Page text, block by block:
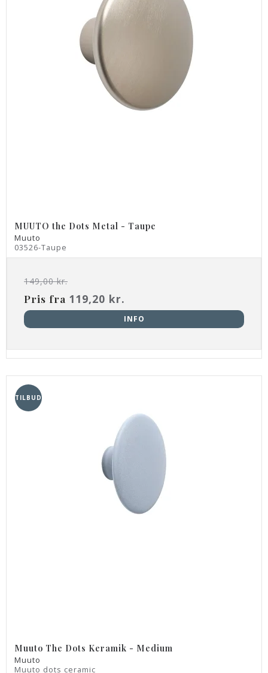
MUUTO the Dots Metal - Taupe
Muuto
03526-Taupe
149,00 kr.
Pris fra 119,20 kr.
INFO
TILBUD
Muuto The Dots Keramik - Medium
Muuto
Muuto dots ceramic